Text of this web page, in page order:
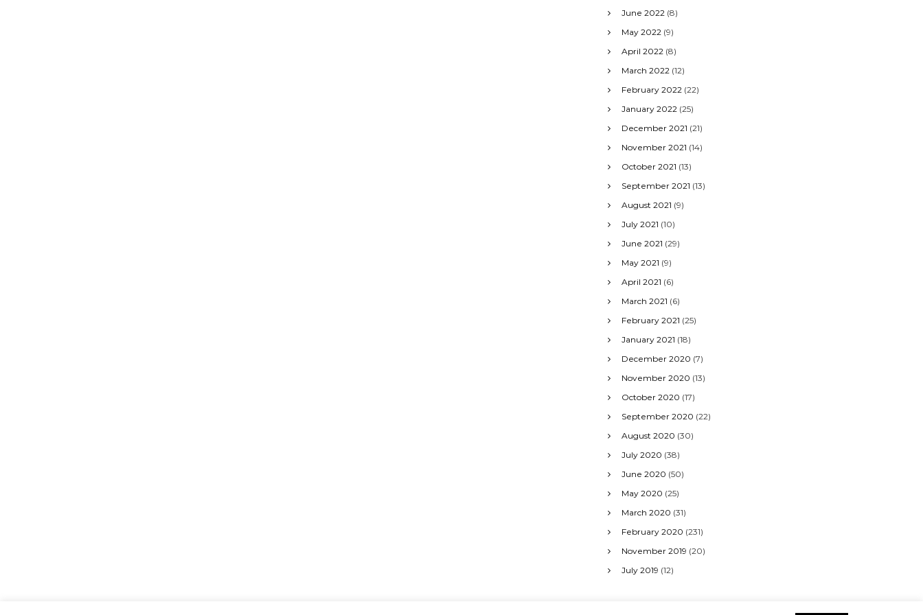
June 2022 (8)
May 2022 (9)
April 2022 (8)
March 2022 (12)
February 2022 (22)
January 2022 (25)
December 2021 (21)
November 2021 (14)
October 2021 (13)
September 2021 (13)
August 2021 (9)
July 2021 (10)
June 2021 (29)
May 2021 (9)
April 2021 (6)
March 2021 (6)
February 2021 (25)
January 2021 (18)
December 2020 (7)
November 2020 (13)
October 2020 (17)
September 2020 (22)
August 2020 (30)
July 2020 (38)
June 2020 (50)
May 2020 (25)
March 2020 (31)
February 2020 (231)
November 2019 (20)
July 2019 (12)